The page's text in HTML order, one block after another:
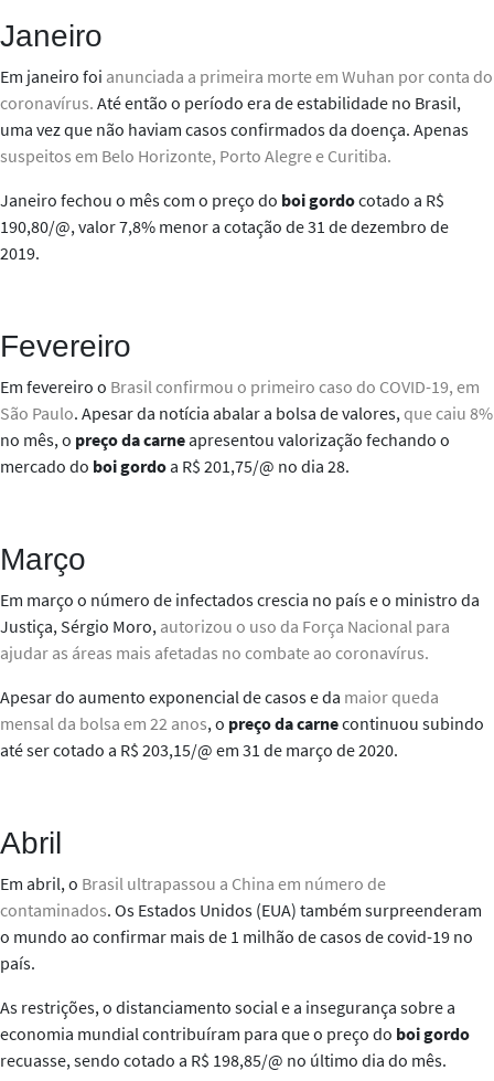
Janeiro
Em janeiro foi anunciada a primeira morte em Wuhan por conta do
coronavírus. Até então o período era de estabilidade no Brasil,
uma vez que não haviam casos confirmados da doença. Apenas
suspeitos em Belo Horizonte, Porto Alegre e Curitiba.
Janeiro fechou o mês com o preço do boi gordocotado a R$
190,80/@, valor 7,8% menor a cotação de 31 de dezembro de
2019.
Fevereiro
Em fevereiro o Brasil confirmou o primeiro caso do COVID-19, em
São Paulo. Apesar da notícia abalar a bolsa de valores,que caiu 8%
no mês, o preço da carneapresentou valorização fechando o
mercado do boi gordoa R$ 201,75/@ no dia 28.
Março
Em março o número de infectados crescia no país e o ministro da
Justiça, Sérgio Moro, autorizou o uso da Força Nacional para
ajudar as áreas mais afetadas no combate ao coronavírus.
Apesar do aumento exponencial de casos e da maior queda
mensal da bolsa em 22 anos,o preço da carnecontinuou subindo
até ser cotado a R$ 203,15/@ em 31 de março de 2020.
Abril
Em abril, o Brasil ultrapassou a China em número de
contaminados. Os Estados Unidos (EUA) também surpreenderam
o mundo ao confirmar mais de 1 milhão de casos de covid-19 no
país.
As restrições, o distanciamento social e a insegurança sobre a
economia mundial contribuíram para que o preço do boi gordo
recuasse, sendo cotado a R$ 198,85/@ no último dia do mês.